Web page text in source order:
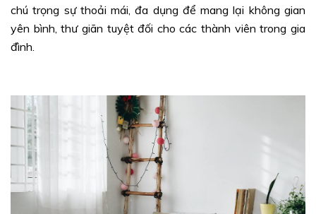
chú trọng sự thoải mái, đa dụng để mang lại không gian
yên bình, thư giãn tuyệt đối cho các thành viên trong gia
đình.